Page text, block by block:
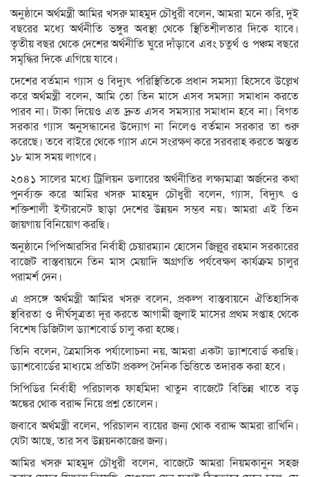
অনুষ্ঠানে অর্থমন্ত্রী আমির খসরু মাহমুদ চৌধুরী বলেন, আমরা মনে করি, দুই
বছরের মধ্যে অর্থনীতি ভঙ্গুর অবস্থা থেকে স্থিতিশীলতার দিকে যাবে।
তৃতীয় বছর থেকে দেশের অর্থনীতি ঘুরে দাঁড়াবে এবং চতুর্থ ও পঞ্চম বছরে
সমৃদ্ধির দিকে এগিয়ে যাবে।
​​​দেশের বর্তমান গ্যাস ও বিদ্যুৎ পরিস্থিতিকে প্রধান সমস্যা হিসেবে উল্লেখ
করে অর্থমন্ত্রী বলেন, আমি তো তিন মাসে এসব সমস্যা সমাধান করতে
পারব না। টাকা দিয়েও এত দ্রুত এসব সমস্যার সমাধান হবে না। বিগত
সরকার গ্যাস অনুসন্ধানের উদ্যোগ না নিলেও বর্তমান সরকার তা শুরু
করেছে। তবে বাইরে থেকে গ্যাস এনে সংরক্ষণ করে সরবরাহ করতে অন্তত
১৮ মাস সময় লাগবে।
২০৪১ সালের মধ্যে ট্রিলিয়ন ডলারের অর্থনীতির লক্ষ্যমাত্রা অর্জনের কথা
পুনর্ব্যক্ত করে আমির খসরু মাহমুদ চৌধুরী বলেন, গ্যাস, বিদ্যুৎ ও
শক্তিশালী ইন্টারনেট ছাড়া দেশের উন্নয়ন সম্ভব নয়। আমরা এই তিন
জায়গায় বিনিয়োগ করছি।
অনুষ্ঠানে পিপিআরসির নির্বাহী চেয়ারম্যান হোসেন জিল্লুর রহমান সরকারের
বাজেট বাস্তবায়নে তিন মাস মেয়াদি অগ্রগতি পর্যবেক্ষণ কার্যক্রম চালুর
পরামর্শ দেন।
এ প্রসঙ্গে অর্থমন্ত্রী আমির খসরু বলেন, ​প্রকল্প বাস্তবায়নে ঐতিহাসিক
স্থবিরতা ও দীর্ঘসূত্রতা দূর করতে আগামী জুলাই মাসের প্রথম সপ্তাহ থেকে
বিশেষ ডিজিটাল ড্যাশবোর্ড চালু করা হচ্ছে।
তিনি বলেন, ত্রৈমাসিক পর্যালোচনা নয়, আমরা একটা ড্যাশবোর্ড করছি।
ড্যাশবোর্ডের মাধ্যমে প্রতিটা প্রকল্প দৈনিক ভিত্তিতে তদারক করা হবে।
সিপিডির নির্বাহী পরিচালক ফাহমিদা খাতুন বাজেটে বিভিন্ন খাতে বড়
অঙ্কের থোক বরাদ্দ নিয়ে প্রশ্ন তোলেন।
জবাবে অর্থমন্ত্রী বলেন, পরিচালন ব্যয়ের জন্য থোক বরাদ্দ আমরা রাখিনি।
যেটা আছে, তার সব উন্নয়নকাজের জন্য।
আমির খসরু মাহমুদ চৌধুরী বলেন, বাজেটে আমরা নিয়মকানুন সহজ